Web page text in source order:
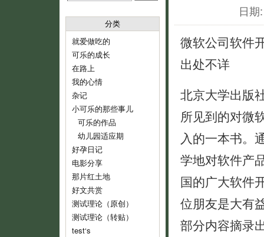
分类
就爱做吃的
可乐的成长
在路上
我的心情
杂记
小可乐的那些事儿
可乐的作品
幼儿园适应期
好孕日记
电影分享
那片红土地
好文共赏
测试理论（原创）
测试理论（转贴）
test‘s
日
微软公司软件
出处不详
北京大学出版
所见到的对微
入的一本书。
学地对软件产
国的广大软件
位朋友是大有
部分内容摘录